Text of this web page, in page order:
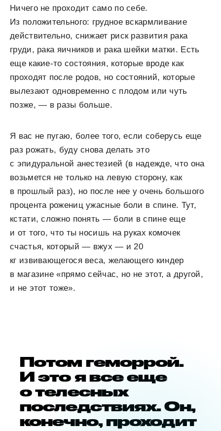
Ничего не проходит само по себе.
Из положительного: грудное вскармливание
действительно, снижает риск развития рака
груди, рака яичников и рака шейки матки. Есть
еще какие-то состояния, которые вроде как
проходят после родов, но состояний, которые
вылезают одновременно с плодом или чуть
позже, — в разы больше.
Я вас не пугаю, более того, если соберусь еще
раз рожать, буду снова делать это
с эпидуральной анестезией (в надежде, что она
возьмется не только на левую сторону, как
в прошлый раз), но после нее у очень большого
процента рожениц ужасные боли в спине. Тут,
кстати, сложно понять — боли в спине еще
и от того, что ты носишь на руках комочек
счастья, который — вжух — и 20
кг извивающегося веса, желающего киндер
в магазине «прямо сейчас, но не этот, а другой,
и не этот тоже».
Потом геморрой.
И это я все еще
о телесных
последствиях. Он,
конечно, проходит